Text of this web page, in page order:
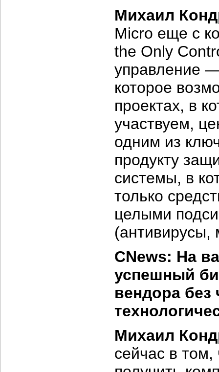
Михаил
Micro еще с
the Only
управление
которое
проектах, в
участвуем,
одним из
продукту
системы, в
только
целыми
(антивирусы,
CNews: На
успешный
вендора без
Михаил
сейчас в том,